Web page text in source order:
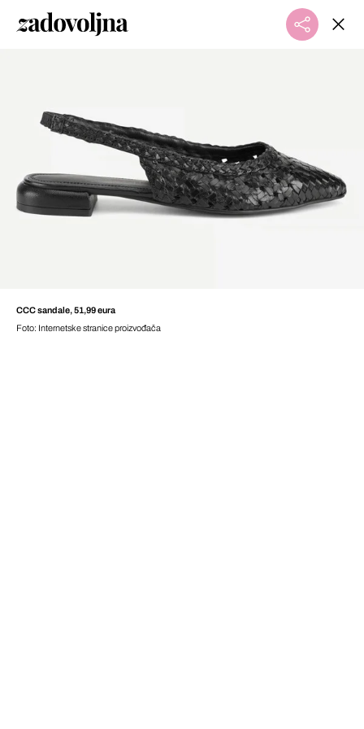
CCC sandale, 51,99 eura
Foto: Internetske stranice proizvođača